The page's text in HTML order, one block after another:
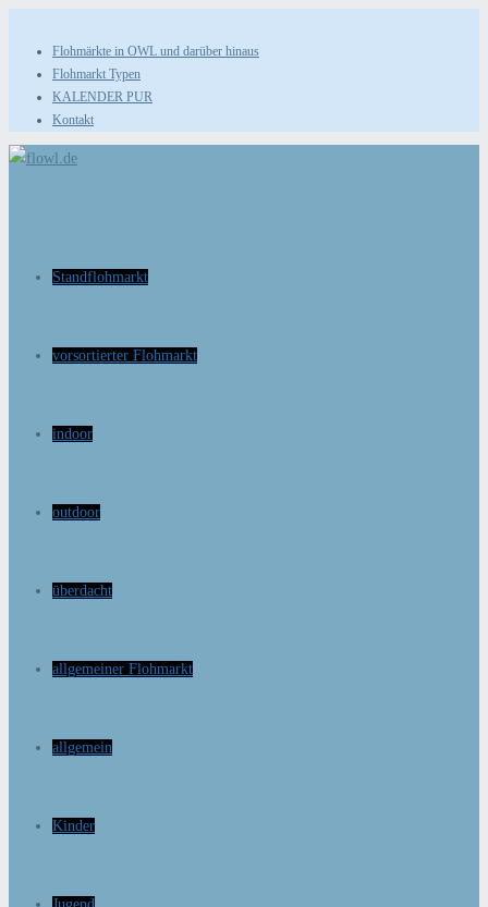
Inhalt
springen
Flohmärkte in OWL und darüber hinaus
Flohmarkt Typen
KALENDER PUR
Kontakt
Standflohmarkt
vorsortierter Flohmarkt
indoor
outdoor
überdacht
allgemeiner Flohmarkt
allgemein
Kinder